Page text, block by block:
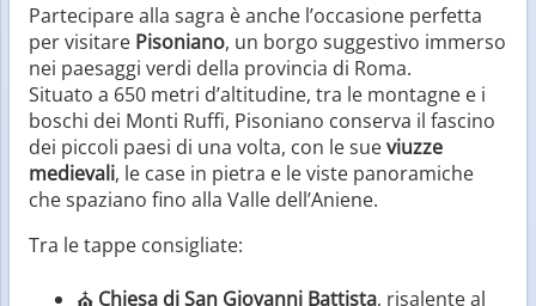
Partecipare alla sagra è anche l’occasione perfetta
per visitare Pisoniano, un borgo suggestivo immerso
nei paesaggi verdi della provincia di Roma.
Situato a 650 metri d’altitudine, tra le montagne e i
boschi dei Monti Ruffi, Pisoniano conserva il fascino
dei piccoli paesi di una volta, con le sueviuzze
medievali, le case in pietra e le viste panoramiche
che spaziano fino alla Valle dell’Aniene.
Tra le tappe consigliate:
⛪ Chiesa di San Giovanni Battista, risalente al